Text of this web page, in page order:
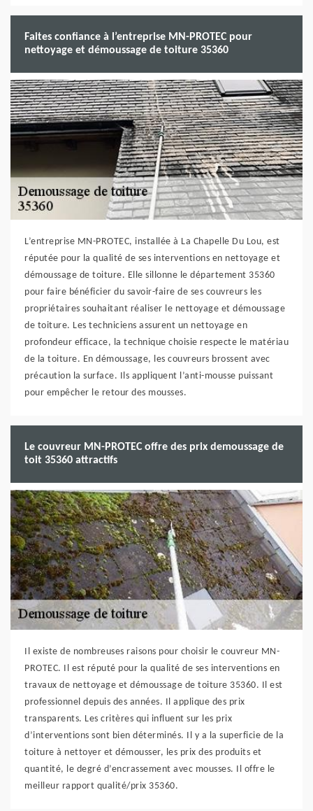
Faites confiance à l’entreprise MN-PROTEC pour
nettoyage et démoussage de toiture 35360
L’entreprise MN-PROTEC, installée à La Chapelle Du Lou, est
réputée pour la qualité de ses interventions en nettoyage et
démoussage de toiture. Elle sillonne le département 35360
pour faire bénéficier du savoir-faire de ses couvreurs les
propriétaires souhaitant réaliser le nettoyage et démoussage
de toiture. Les techniciens assurent un nettoyage en
profondeur efficace, la technique choisie respecte le matériau
de la toiture. En démoussage, les couvreurs brossent avec
précaution la surface. Ils appliquent l’anti-mousse puissant
pour empêcher le retour des mousses.
Le couvreur MN-PROTEC offre des prix demoussage de
toit 35360 attractifs
Il existe de nombreuses raisons pour choisir le couvreur MN-
PROTEC. Il est réputé pour la qualité de ses interventions en
travaux de nettoyage et démoussage de toiture 35360. Il est
professionnel depuis des années. Il applique des prix
transparents. Les critères qui influent sur les prix
d’interventions sont bien déterminés. Il y a la superficie de la
toiture à nettoyer et démousser, les prix des produits et
quantité, le degré d’encrassement avec mousses. Il offre le
meilleur rapport qualité/prix 35360.